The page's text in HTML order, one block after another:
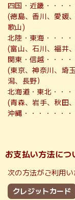
四国・近畿・・・
(徳島、香川、愛媛
歌山)
北陸・東海・・・
(富山、石川、福井
関東・信越・・・
(東京、神奈川、埼
潟、長野）
北海道・東北・・
(青森、岩手、秋田
沖縄・・・・・・
お支払い方法につ
次の方法がご利用い
クレジットカード